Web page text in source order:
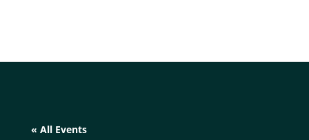
« All Events